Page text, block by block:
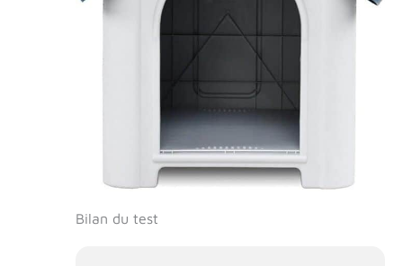
Bilan du test